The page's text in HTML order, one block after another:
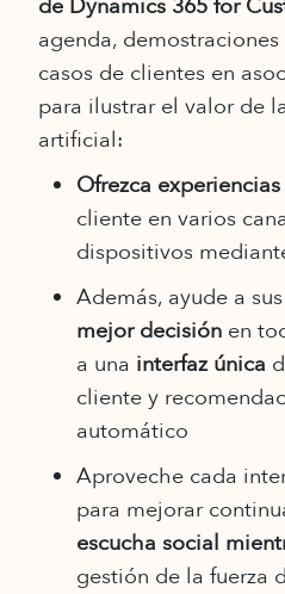
de Dynamics 365 for
agenda,
casos de clientes en
para ilustrar el valor de
artificial:
Ofrezca
cliente en varios
dispositivos
Además, ayude a
mejor decisión en
a una interfaz única
cliente y
automático
Aproveche cada
para mejorar
escucha social
gestión de la fuerza